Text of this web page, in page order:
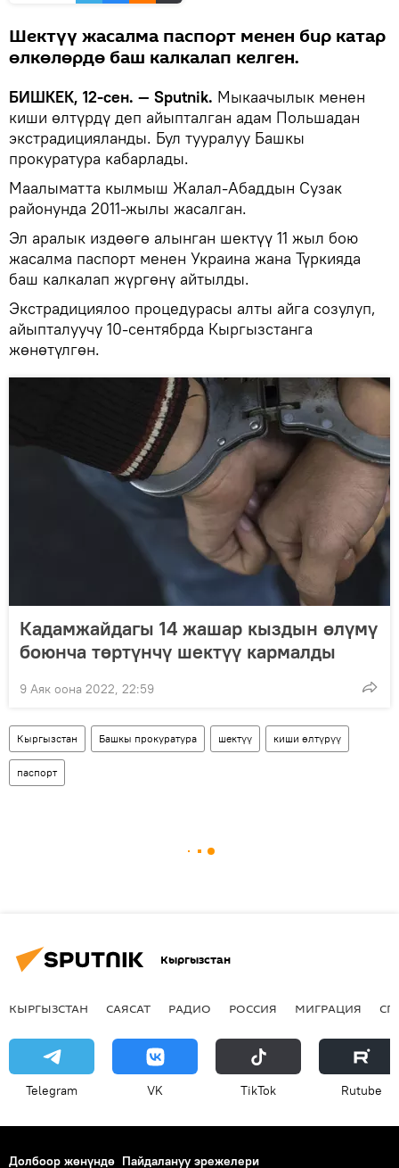
Шектүү жасалма паспорт менен бир катар
өлкөлөрдө баш калкалап келген.
БИШКЕК, 12-сен. — Sputnik. Мыкаачылык менен
киши өлтүрдү деп айыпталган адам Польшадан
экстрадицияланды. Бул тууралуу Башкы
прокуратура кабарлады.
Маалыматта кылмыш Жалал-Абаддын Сузак
районунда 2011-жылы жасалган.
Эл аралык издөөгө алынган шектүү 11 жыл бою
жасалма паспорт менен Украина жана Түркияда
баш калкалап жүргөнү айтылды.
Экстрадициялоо процедурасы алты айга созулуп,
айыпталуучу 10-сентябрда Кыргызстанга
жөнөтүлгөн.
Кадамжайдагы 14 жашар кыздын өлүмү
боюнча төртүнчү шектүү кармалды
9 Аяк оона 2022, 22:59
Кыргызстан Башкы прокуратура шектүү киши өлтүрүү
паспорт
Кыргызстан
КЫРГЫЗСТАН САЯСАТ РАДИО РОССИЯ МИГРАЦИЯ
Telegram VK ТikТоk Rutube
Долбоор жөнүндө Пайдалануу эрежелери